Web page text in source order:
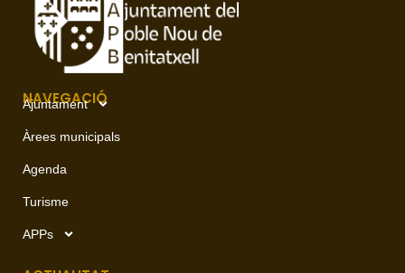
NAVEGACIÓ
Ajuntament
Àrees municipals
Agenda
Turisme
APPs